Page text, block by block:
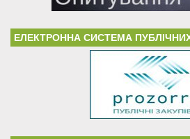
ЕЛЕКТРОННА СИСТЕМА